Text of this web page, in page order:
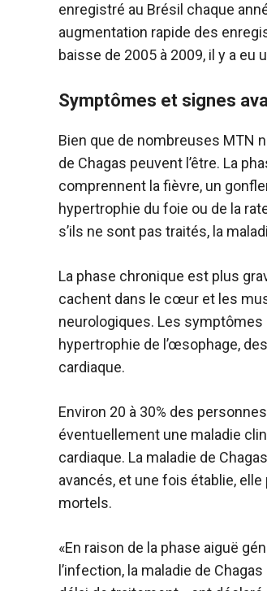
enregistré au Brésil chaque
augmentation rapide des
baisse de 2005 à 2009, il y a
Symptômes et signes
Bien que de nombreuses MTN
de Chagas peuvent l’être. La
comprennent la fièvre, un
hypertrophie du foie ou de la
s’ils ne sont pas traités, la
La phase chronique est plus
cachent dans le cœur et les
neurologiques. Les
hypertrophie de l’œsophage,
cardiaque.
Environ 20 à 30% des
éventuellement une maladie
cardiaque. La maladie de
avancés, et une fois établie,
mortels.
«En raison de la phase aiguë
l’infection, la maladie de